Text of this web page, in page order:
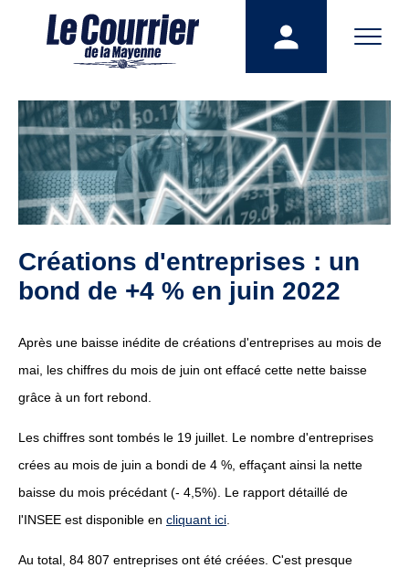
Créations d'entreprises : un
bond de +4 % en juin 2022
Après une baisse inédite de créations d'entreprises au mois de
mai, les chiffres du mois de juin ont effacé cette nette baisse
grâce à un fort rebond.
Les chiffres sont tombés le 19 juillet. Le nombre d'entreprises
crées au mois de juin a bondi de 4 %, effaçant ainsi la nette
baisse du mois précédant (- 4,5%). Le rapport détaillé de
l'INSEE est disponible en cliquant ici
Au total, 84 807 entreprises ont été créées. C'est presque